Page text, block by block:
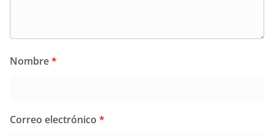
Nombre*
Correo electrónico *